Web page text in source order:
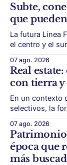
Subte,
que
La futura Línea
el centro y el
transporte
ciudad. La futura Línea F del subte busca mejorar la
conexión
07 ago. 2026
Real
con tierra
En un contexto
selectivos, la
éxito de un
conseguir un buen terreno. En
la estructura
07 ago. 2026
Patrimonio
época que
más